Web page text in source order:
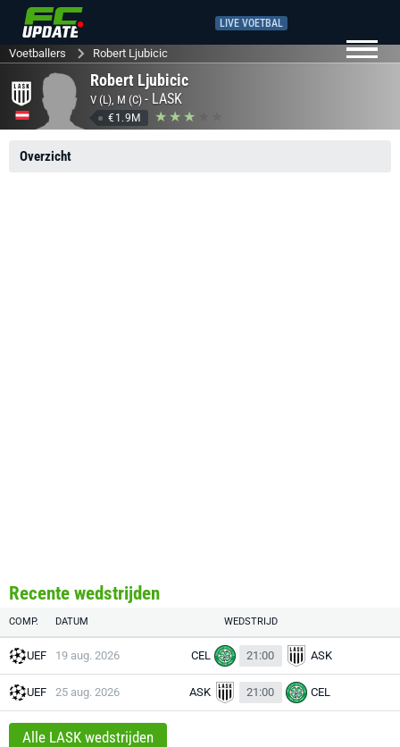
LIVE VOETBAL
Voetballers Robert Ljubicic
Robert Ljubicic
V (L), M (C) - LASK
€1.9M
Overzicht
Recente wedstrijden
COMP. DATUM WEDSTRIJD
UEF 19 aug. 2026 CEL 21:00 ASK
UEF 25 aug. 2026 ASK 21:00 CEL
Alle LASK wedstrijden